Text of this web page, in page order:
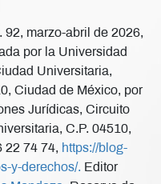
92, marzo-abril de 2026,
por la Universidad
Universitaria,
Ciudad de México, por
Jurídicas, Circuito
C.P. 04510,
22 74 74, https://blog-
y-derechos/. Editor